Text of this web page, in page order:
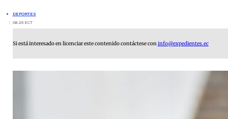
DEPORTES
08:26 ECT
Si está interesado en licenciar este contenido contáctese coninfo@expedientes.ec